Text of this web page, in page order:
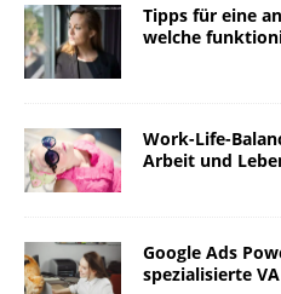
Tipps für eine
welche
Work-Life-
Arbeit und
Google Ads
spezialisierte VA